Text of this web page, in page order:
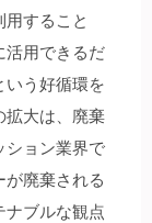
すること
活用できるだ
いう好循環を
拡大は、廃棄
ション業界で
廃棄される
ナブルな観点